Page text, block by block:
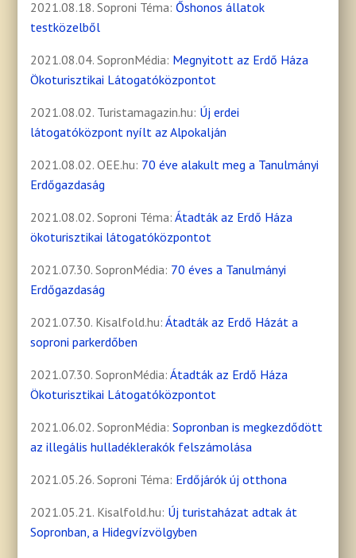
2021.08.18. Soproni Téma:Őshonos állatok
testközelből
2021.08.04. SopronMédia: Megnyitott az Erdő Háza
Ökoturisztikai Látogatóközpontot
2021.08.02. Turistamagazin.hu: Új erdei
látogatóközpont nyílt az Alpokalján
2021.08.02. OEE.hu: 70 éve alakult meg a Tanulmányi
Erdőgazdaság
2021.08.02. Soproni Téma:Átadták az Erdő Háza
ökoturisztikai látogatóközpontot
2021.07.30. SopronMédia: 70 éves a Tanulmányi
Erdőgazdaság
2021.07.30. Kisalfold.hu:Átadták az Erdő Házát a
soproni parkerdőben
2021.07.30. SopronMédia:Átadták az Erdő Háza
Ökoturisztikai Látogatóközpontot
2021.06.02. SopronMédia:Sopronban is megkezdődött
az illegális hulladéklerakók felszámolása
2021.05.26. Soproni Téma: Erdőjárók új otthona
2021.05.21. Kisalfold.hu: Új turistaházat adtak át
Sopronban, a Hidegvízvölgyben